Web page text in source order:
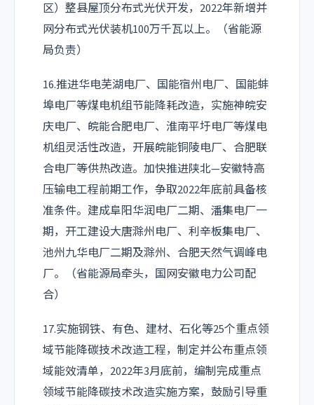
区）整县屋顶分布式光伏开发，2022年新增并
网分布式光伏装机100万千瓦以上。（省能源
局负责）
16.推进华电芜湖电厂、国能宿州电厂、国能蚌
埠电厂等煤电机组节能降耗改造，实施神皖安
庆电厂、皖能合肥电厂、淮南平圩电厂等煤电
机组灵活性改造，开展皖能铜陵电厂、合肥联
合电厂等供热改造。加快推进陕北—安徽特高
压输电工程前期工作，争取2022年底前具备核
准条件。建成阜阳华润电厂二期、潘集电厂一
期，开工建设大唐滁州电厂、利辛板集电厂、
池州九华电厂二期及滁州、合肥天然气调峰电
厂。（省能源局牵头，国网安徽电力公司配
合）
17.实施钢铁、有色、建材、石化等25个重点领
域节能降碳技术改造工程，制定并公布重点领
域能效清单，2022年3月底前，编制完成重点
领域节能降碳技术改造实施方案，鼓励引导重